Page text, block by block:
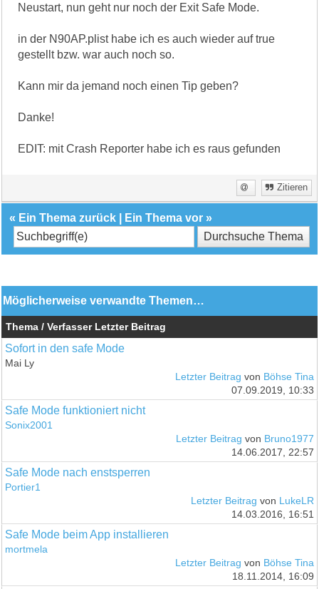
Neustart, nun geht nur noch der Exit Safe Mode.
in der N90AP.plist habe ich es auch wieder auf true
gestellt bzw. war auch noch so.
Kann mir da jemand noch einen Tip geben?
Danke!
EDIT: mit Crash Reporter habe ich es raus gefunden
Zitieren
« Ein Thema zurück Ein Thema vor »
Möglicherweise verwandte Themen…
Thema / Verfasser Letzter Beitrag
Sofort in den safe Mode
Mai Ly
Letzter Beitrag von Böhse Tina
07.09.2019, 10:33
Safe Mode funktioniert nicht
Sonix2001
Letzter Beitrag von Bruno1977
14.06.2017, 22:57
Safe Mode nach enstsperren
Portier1
Letzter Beitrag von LukeLR
14.03.2016, 16:51
Safe Mode beim App installieren
mortmela
Letzter Beitrag von Böhse Tina
18.11.2014, 16:09